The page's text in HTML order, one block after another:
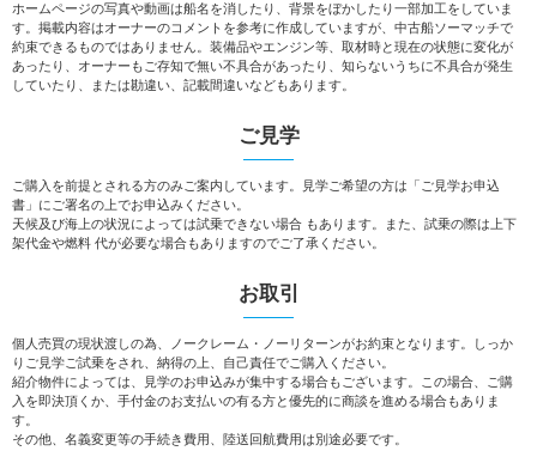
ホームページの写真や動画は船名を消したり、背景をぼかしたり一部加工をしていま
す。掲載内容はオーナーのコメントを参考に作成していますが、中古船ソーマッチで
約束できるものではありません。装備品やエンジン等、取材時と現在の状態に変化が
あったり、オーナーもご存知で無い不具合があったり、知らないうちに不具合が発生
していたり、または勘違い、記載間違いなどもあります。
ご見学
ご購入を前提とされる方のみご案内しています。見学ご希望の方は「ご見学お申込
書」にご署名の上でお申込みください。
天候及び海上の状況によっては試乗できない場合 もあります。また、試乗の際は上下
架代金や燃料 代が必要な場合もありますのでご了承ください。
お取引
個人売買の現状渡しの為、ノークレーム・ノーリターンがお約束となります。しっか
りご見学ご試乗をされ、納得の上、自己責任でご購入ください。
紹介物件によっては、見学のお申込みが集中する場合もございます。この場合、ご購
入を即決頂くか、手付金のお支払いの有る方と優先的に商談を進める場合もありま
す。
その他、名義変更等の手続き費用、陸送回航費用は別途必要です。